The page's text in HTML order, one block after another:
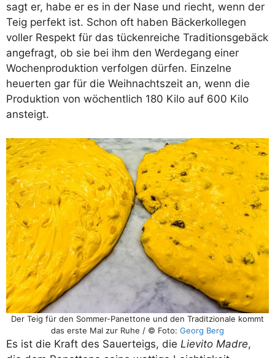
sagt er, habe er es in der Nase und riecht, wenn der
Teig perfekt ist. Schon oft haben Bäckerkollegen
voller Respekt für das tückenreiche Traditionsgebäck
angefragt, ob sie bei ihm den Werdegang einer
Wochenproduktion verfolgen dürfen. Einzelne
heuerten gar für die Weihnachtszeit an, wenn die
Produktion von wöchentlich 180 Kilo auf 600 Kilo
ansteigt.
Der Teig für den Sommer-Panettone und den Traditzionale kommt
das erste Mal zur Ruhe / © Foto: Georg Berg
Es ist die Kraft des Sauerteigs, die Lievito Madre,